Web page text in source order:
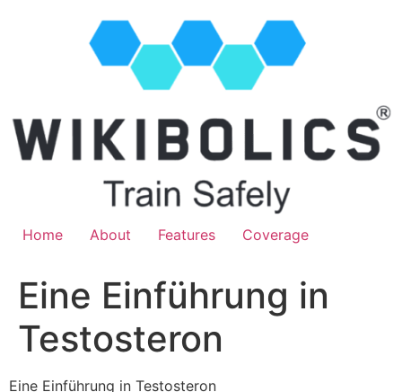
Home About Features Coverage
Eine Einführung in
Testosteron
Eine Einführung in Testosteron